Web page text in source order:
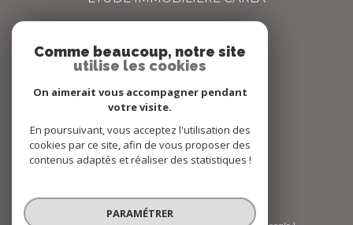
agence@carlaimmo.com
159 GRANDE RUE
69600
OULLINS
Nous suivre sur
Comme beaucoup, notre site
utilise les cookies
On aimerait vous accompagner pendant
votre visite.
En poursuivant, vous acceptez l'utilisation des
cookies par ce site, afin de vous proposer des
contenus adaptés et réaliser des statistiques !
PARAMÉTRER